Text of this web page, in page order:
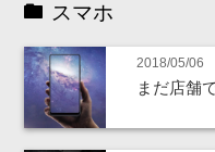
スマホ
2018/05/06
まだ店舗